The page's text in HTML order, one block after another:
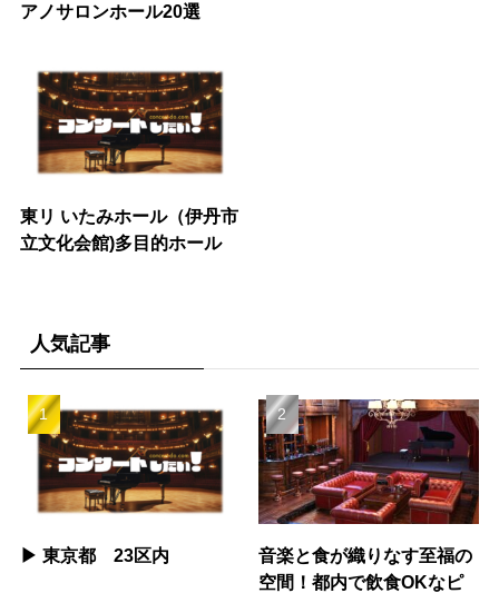
アノサロンホール20選
東リ いたみホール（伊丹市
立文化会館)多目的ホール
人気記事
▶︎ 東京都 23区内
音楽と食が織りなす至福の
空間！都内で飲食OKなピ